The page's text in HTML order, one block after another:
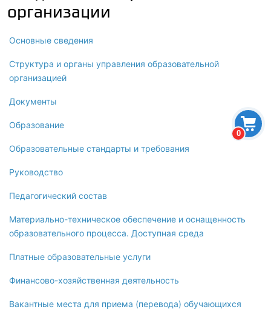
0
организации
Основные сведения
Структура и органы управления образовательной
организацией
Документы
Образование
Образовательные стандарты и требования
Руководство
Педагогический состав
Материально-техническое обеспечение и оснащенность
образовательного процесса. Доступная среда
Платные образовательные услуги
Финансово-хозяйственная деятельность
Вакантные места для приема (перевода) обучающихся